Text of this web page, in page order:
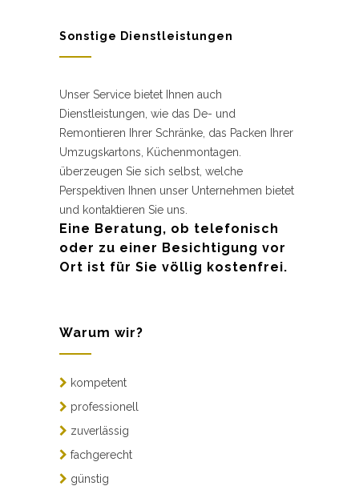
Sonstige Dienstleistungen
Unser Service bietet Ihnen auch
Dienstleistungen, wie das De- und
Remontieren Ihrer Schränke, das Packen Ihrer
Umzugskartons, Küchenmontagen.
überzeugen Sie sich selbst, welche
Perspektiven Ihnen unser Unternehmen bietet
und kontaktieren Sie uns.
Eine Beratung, ob telefonisch
oder zu einer Besichtigung vor
Ort ist für Sie völlig kostenfrei.
Warum wir?
kompetent
professionell
zuverlässig
fachgerecht
günstig